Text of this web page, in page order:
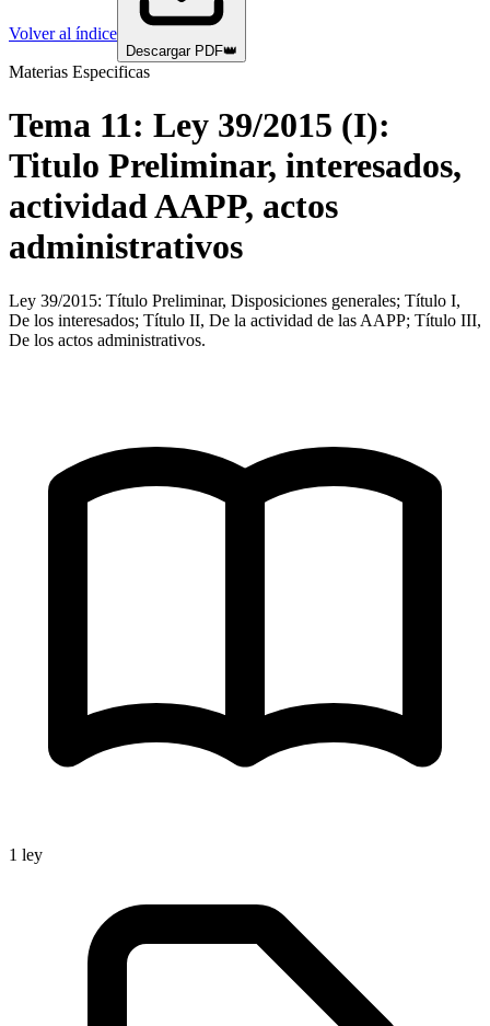
Volver al índice
Descargar PDF👑
Materias Especificas
Tema 11: Ley 39/2015 (I):
Titulo Preliminar, interesados,
actividad AAPP, actos
administrativos
Ley 39/2015: Título Preliminar, Disposiciones generales; Título I,
De los interesados; Título II, De la actividad de las AAPP; Título III,
De los actos administrativos.
1 ley